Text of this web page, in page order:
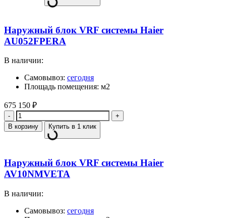
Наружный блок VRF системы Haier
AU052FPERA
В наличии:
Самовывоз: сегодня
Площадь помещения: м2
675 150 ₽
Количество
В корзину Купить в 1 клик
Наружный блок VRF системы Haier
AV10NMVETA
В наличии:
Самовывоз: сегодня